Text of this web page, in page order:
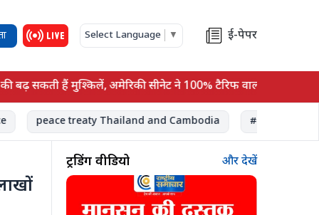
Select Language ▼ ई-पेपर
सकती हैं मुश्किलें, अमेरिकी सीनेट ने 100% टैरिफ वाला बिल किया पास
peace treaty Thailand and Cambodia #upi payment
ट्रेंडिंग वीडियो और देखें